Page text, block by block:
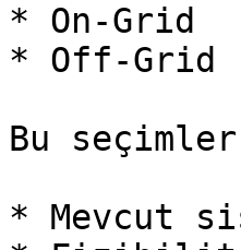
* On-Grid
* Off-Grid
Bu
* Mevcut